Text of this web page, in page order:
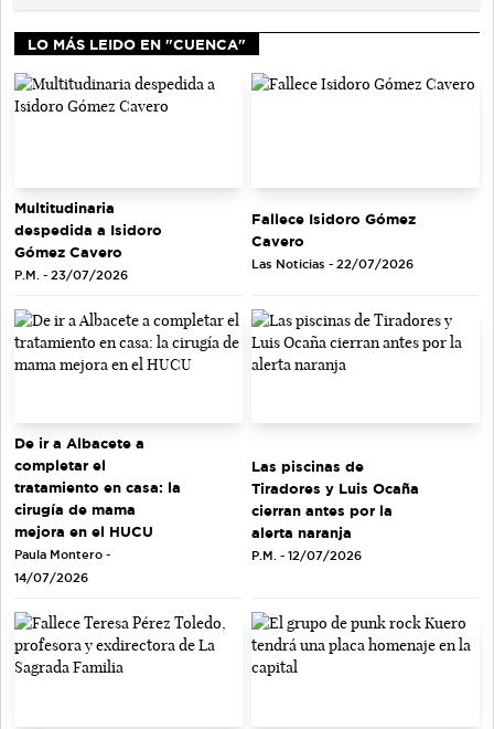
LO MÁS LEIDO EN "CUENCA"
Multitudinaria
despedida a Isidoro
Gómez Cavero
P.M. - 23/07/2026
Fallece Isidoro Gómez
Cavero
Las Noticias - 22/07/2026
De ir a Albacete a
completar el
tratamiento en casa: la
cirugía de mama
mejora en el HUCU
Paula Montero -
14/07/2026
Las piscinas de
Tiradores y Luis Ocaña
cierran antes por la
alerta naranja
P.M. - 12/07/2026